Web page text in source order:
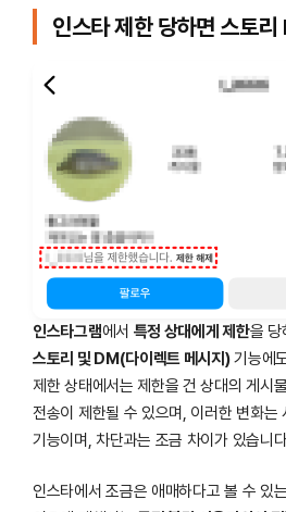
인스타 제한 당하면 스토
인스타그램에서 특정 상대에게 제한을 당
스토리 및 DM(다이렉트 메시지)기능에
제한 상태에서는 제한을 건 상대의 게시
전송이 제한될 수 있으며, 이러한 변화는
기능이며, 차단과는 조금 차이가 있습니
인스타에서 조금은 애매하다고 볼 수 있